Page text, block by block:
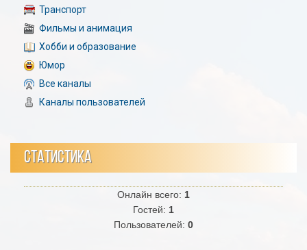
Транспорт
Фильмы и анимация
Хобби и образование
Юмор
Все каналы
Каналы пользователей
СТАТИСТИКА
Онлайн всего: 1
Гостей: 1
Пользователей: 0